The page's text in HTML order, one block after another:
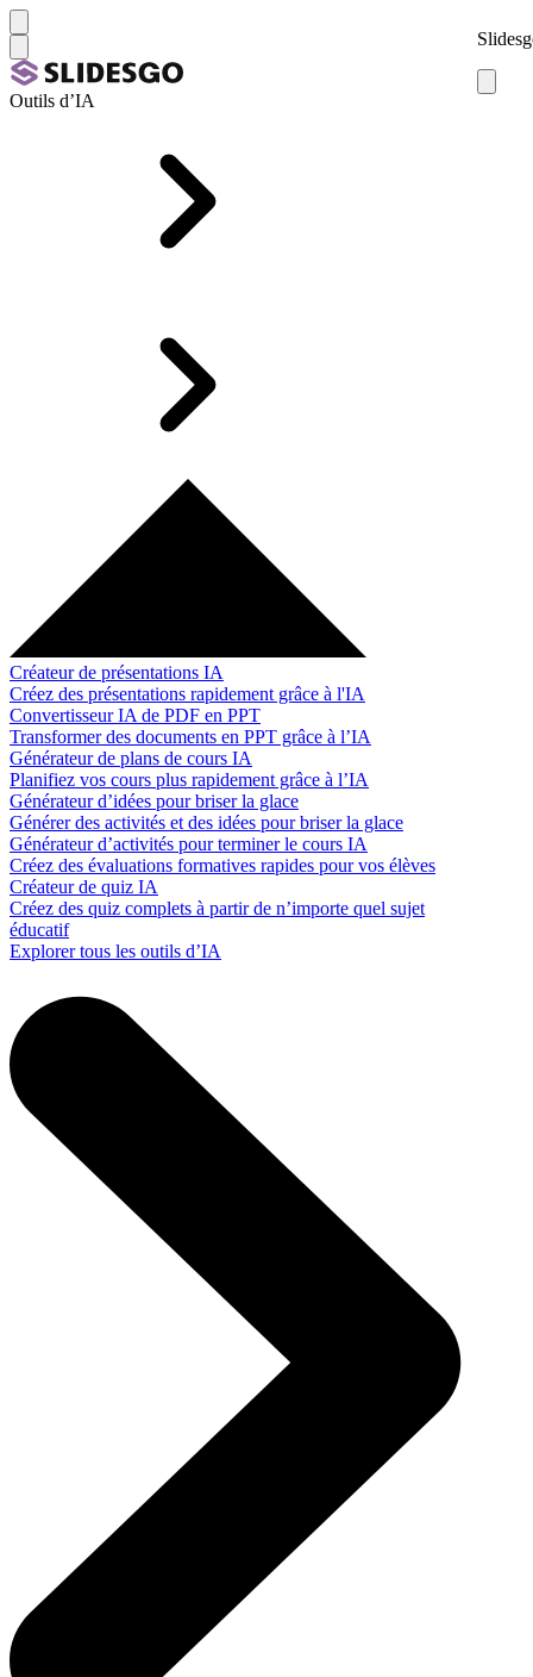
Outils d’IA
Créateur de présentations IA
Créez des présentations rapidement grâce à l'IA
Convertisseur IA de PDF en PPT
Transformer des documents en PPT grâce à l’IA
Générateur de plans de cours IA
Planifiez vos cours plus rapidement grâce à l’IA
Générateur d’idées pour briser la glace
Générer des activités et des idées pour briser la glace
Générateur d’activités pour terminer le cours IA
Créez des évaluations formatives rapides pour vos élèves
Créateur de quiz IA
Créez des quiz complets à partir de n’importe quel sujet
éducatif
Explorer tous les outils d’IA